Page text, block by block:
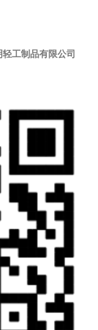
工制品有限公司